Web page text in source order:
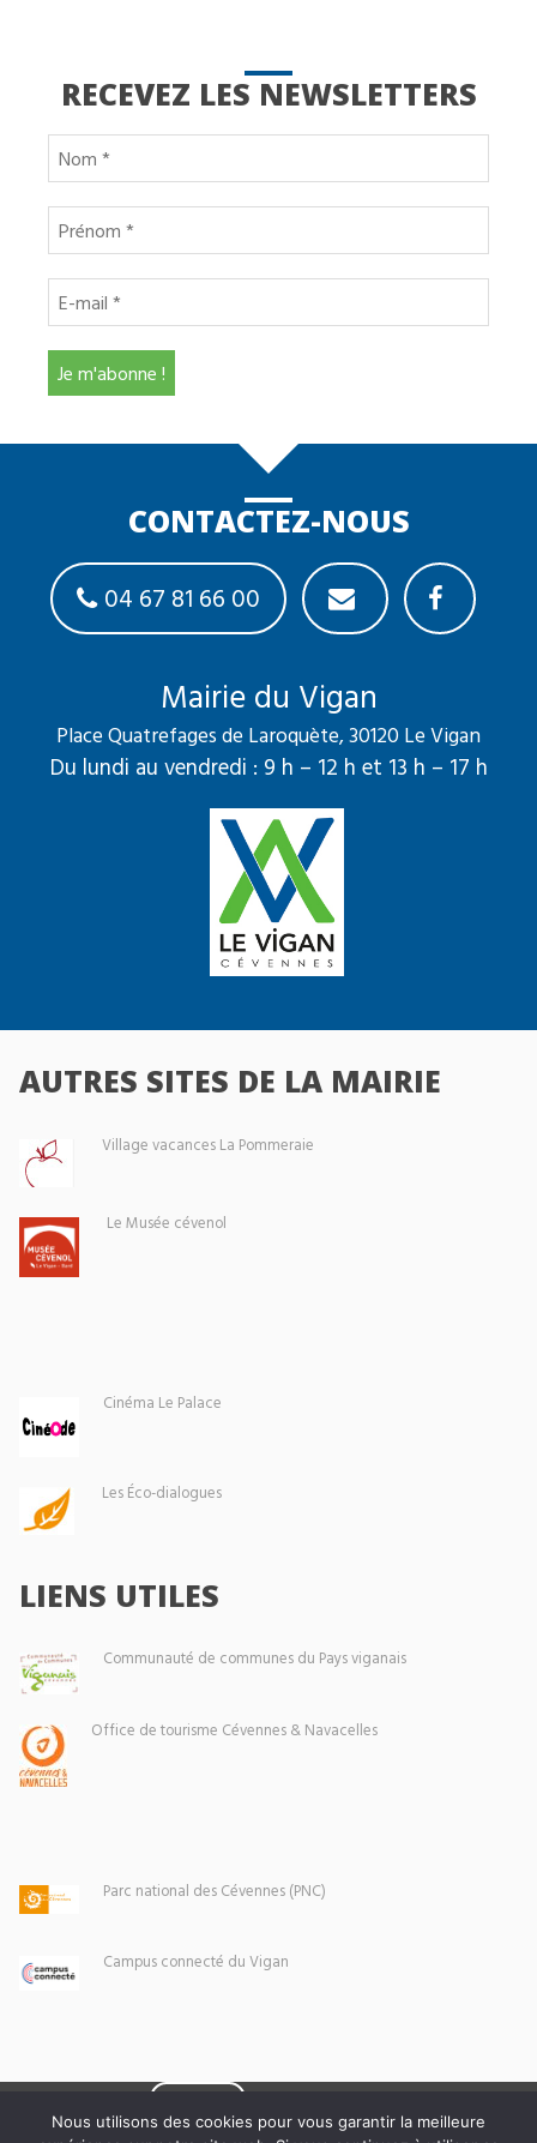
RECEVEZ LES NEWSLETTERS
CONTACTEZ-NOUS
04 67 81 66 00
Mairie du Vigan
Place Quatrefages de Laroquète, 30120 Le Vigan
Du lundi au vendredi : 9 h – 12 h et 13 h – 17 h
AUTRES SITES DE LA MAIRIE
Village vacances La Pommeraie
Le Musée cévenol
Cinéma Le Palace
Les Éco-dialogues
LIENS UTILES
Communauté de communes du Pays viganais
Office de tourisme Cévennes & Navacelles
Parc national des Cévennes (PNC)
Campus connecté du Vigan
Nous utilisons des cookies pour vous garantir la meilleure